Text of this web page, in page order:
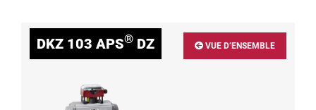
DKZ 103 APS®DZ VUE D’ENSEMBLE